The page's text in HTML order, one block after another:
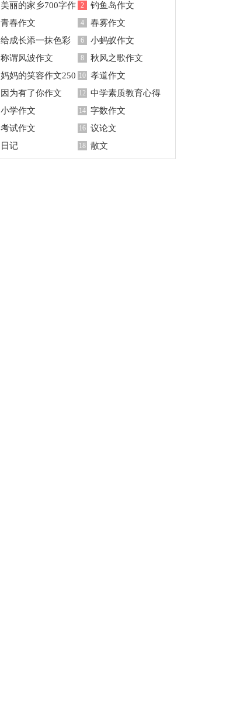
美丽的家乡700字作 2 钓鱼岛作文
青春作文 4 春雾作文
给成长添一抹色彩 6 小蚂蚁作文
称谓风波作文 8 秋风之歌作文
妈妈的笑容作文250 10 孝道作文
因为有了你作文 12
中学素质教育心得
体会
小学作文 14 字数作文
考试作文 16 议论文
日记 18 散文